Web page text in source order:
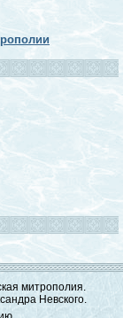
митрополия.
Невского.